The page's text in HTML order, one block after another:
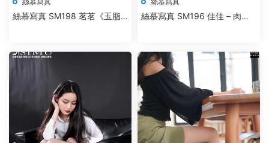
絲慕寫真 SM198 茗茗《玉脂
絲慕寫真 SM196 佳佳 – 肉絲